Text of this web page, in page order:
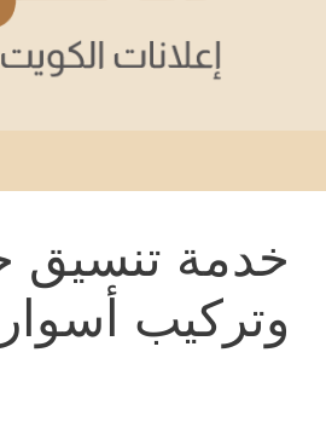
خدمة تنسيق
وتركيب أسوار